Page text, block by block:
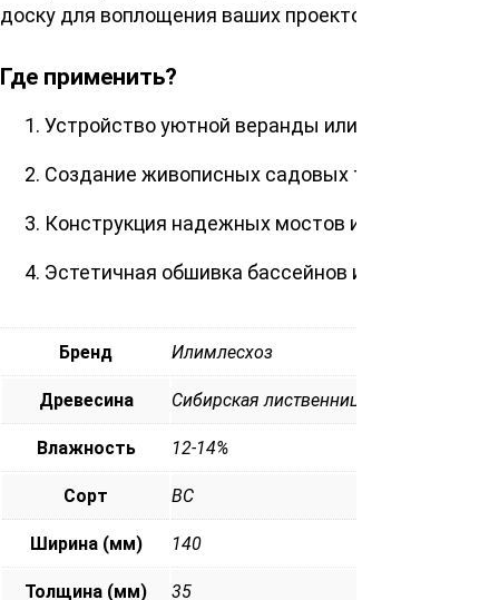
доску для воплощения ваших проектов в жизнь.
Где применить?
Устройство уютной веранды или террасы.
Создание живописных садовых тропинок.
Конструкция надежных мостов и пирсов.
Эстетичная обшивка бассейнов и водоемов.
Бренд Илимлесхоз
Древесина Сибирская лиственница
Влажность 12-14%
Сорт ВС
Ширина (мм) 140
Толщина (мм) 35